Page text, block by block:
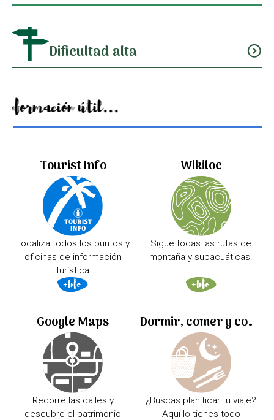
Dificultad alta expand_circle_down
Información útil...
Tourist Info
Localiza todos los puntos y
oficinas de información
turística
Wikiloc
Sigue todas las rutas de
montaña y subacuáticas.
Google Maps
Recorre las calles y
descubre el patrimonio
Dormir, comer y comprar
¿Buscas planificar tu viaje?
Aquí lo tienes todo